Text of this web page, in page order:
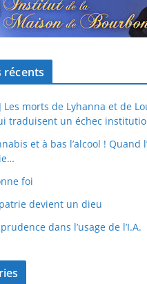
récents
morts de Lyhanna et de
traduisent un échec
et à bas l’alcool ! Quand
foi
devient un dieu
dans l’usage de l’I.A.